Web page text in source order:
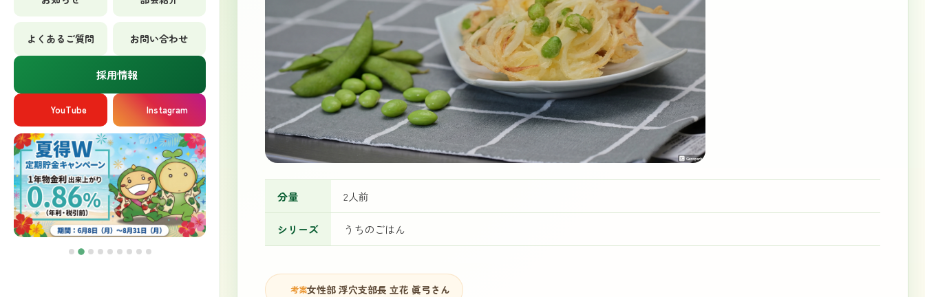
よくあるご質問 お問い合わせ
採用情報
YouTube Instagram
分量 2人前
シリーズ うちのごはん
考案女性部 浮穴支部長 立花 眞弓さん